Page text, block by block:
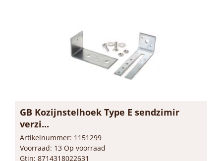
GB Kozijnstelhoek Type E sendzimir
verzi...
Artikelnummer: 1151299
Voorraad: 13 Op voorraad
Gtin: 8714318022631